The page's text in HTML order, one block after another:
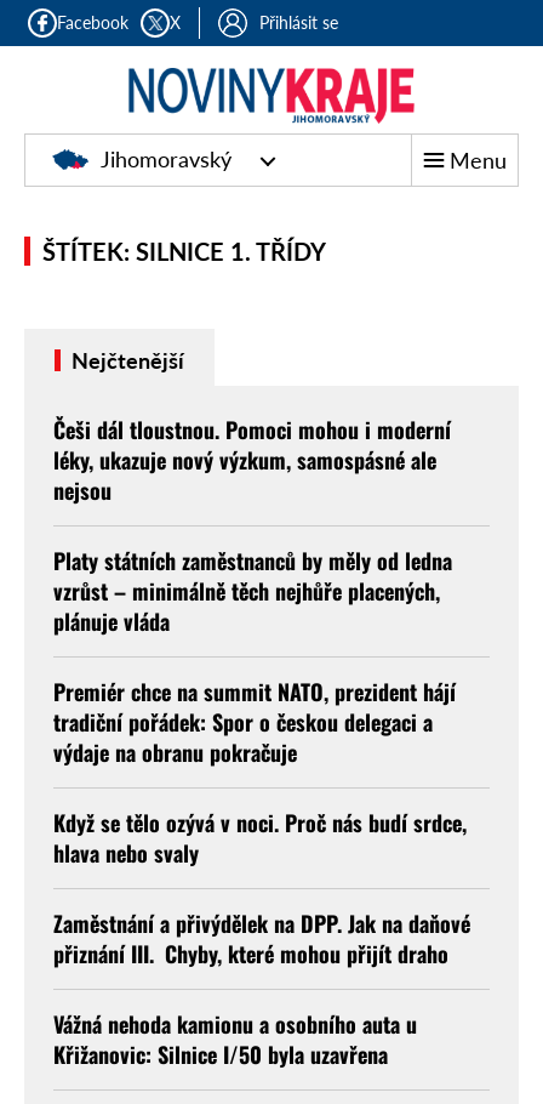
Facebook X Přihlásit se
Jihomoravský Menu
ŠTÍTEK: SILNICE 1. TŘÍDY
Nejčtenější
Češi dál tloustnou. Pomoci mohou i moderní
léky, ukazuje nový výzkum, samospásné ale
nejsou
Platy státních zaměstnanců by měly od ledna
vzrůst – minimálně těch nejhůře placených,
plánuje vláda
Premiér chce na summit NATO, prezident hájí
tradiční pořádek: Spor o českou delegaci a
výdaje na obranu pokračuje
Když se tělo ozývá v noci. Proč nás budí srdce,
hlava nebo svaly
Zaměstnání a přivýdělek na DPP. Jak na daňové
přiznání III. Chyby, které mohou přijít draho
Vážná nehoda kamionu a osobního auta u
Křižanovic: Silnice I/50 byla uzavřena